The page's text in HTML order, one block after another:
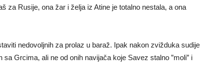
za Rusije, ona žar i želja iz Atine je totalno nestala, a ona
nedovoljnih za prolaz u baraž. Ipak nakon zvižduka sudije
Grcima, ali ne od onih navijača koje Savez stalno ”moli” i